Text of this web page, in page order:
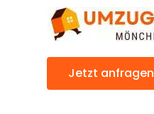
Jetzt anfragen